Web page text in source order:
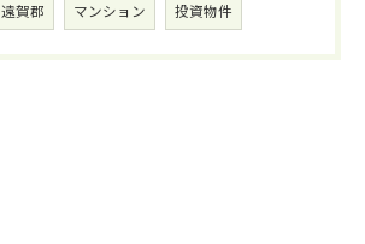
遠賀郡 マンション 投資物件